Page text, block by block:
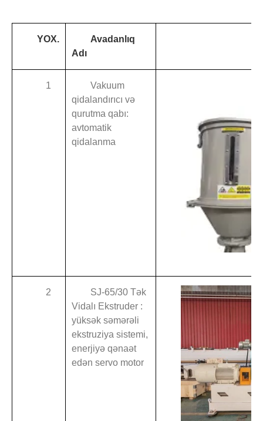
YOX.
Avadanlıq
Adı
1
Vakuum
qidalandırıcı və
qurutma qabı:
avtomatik
qidalanma
2
SJ-65/30 Tək
Vidalı Ekstruder :
yüksək səmərəli
ekstruziya sistemi,
enerjiyə qənaət
edən servo motor